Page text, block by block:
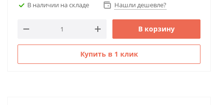
В наличии на складе Нашли дешевле?
В корзину
Купить в 1 клик